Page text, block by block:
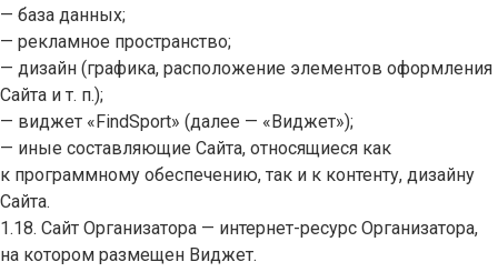
— база данных;
— рекламное пространство;
— дизайн (графика, расположение элементов оформления
Сайта и т. п.);
— виджет «FindSport» (далее — «Виджет»);
— иные составляющие Сайта, относящиеся как
к программному обеспечению, так и к контенту, дизайну
Сайта.
1.18. Сайт Организатора — интернет-ресурс Организатора,
на котором размещен Виджет.